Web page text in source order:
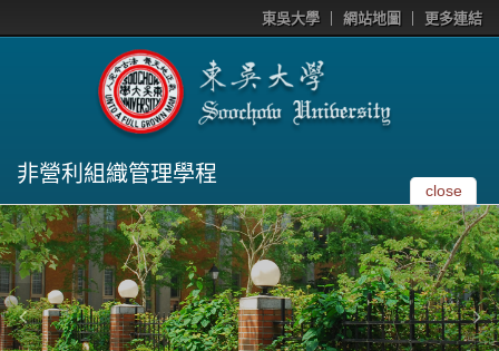
東吳大學 網站地圖 更多連結
非營利組織管理學程
close